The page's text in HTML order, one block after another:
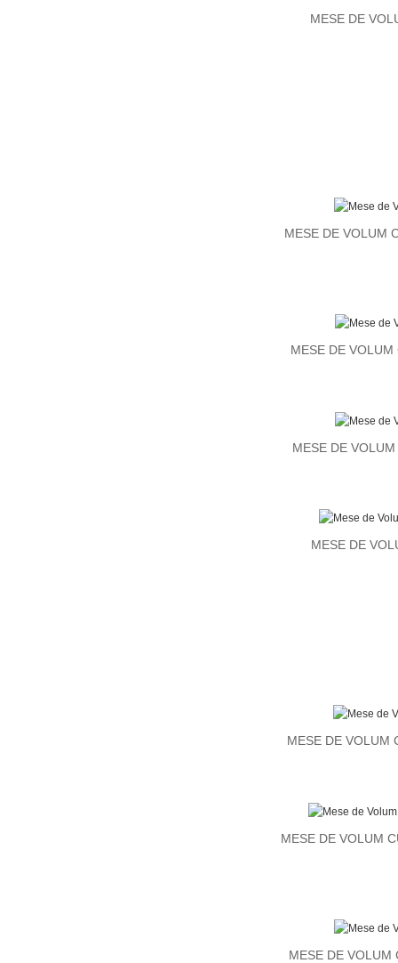
MESE DE
MESE DE VOLUM
MESE DE
MESE DE
MESE DE
MESE DE VOLUM
MESE DE VOLUM
MESE DE VOLUM